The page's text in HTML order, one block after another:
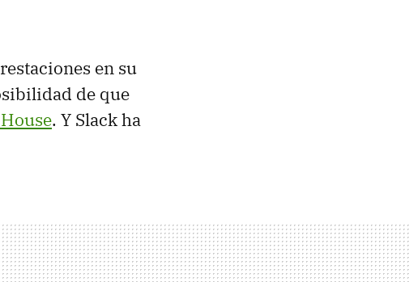
en su
de que
. Y Slack ha